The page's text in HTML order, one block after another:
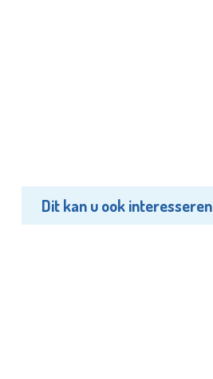
Dit kan u ook interesseren